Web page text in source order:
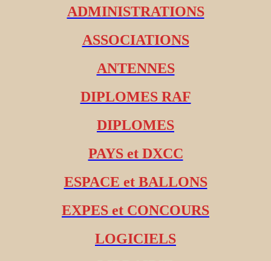
ADMINISTRATIONS
ASSOCIATIONS
ANTENNES
DIPLOMES RAF
DIPLOMES
PAYS et DXCC
ESPACE et BALLONS
EXPES et CONCOURS
LOGICIELS